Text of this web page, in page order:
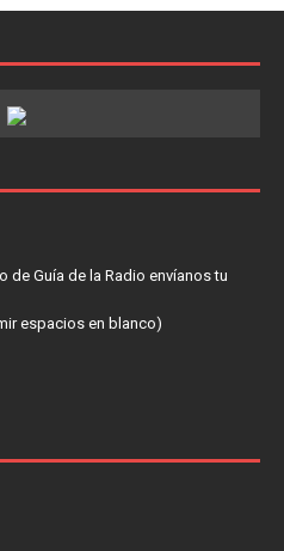
de Guía de la Radio envíanos tu
espacios en blanco)